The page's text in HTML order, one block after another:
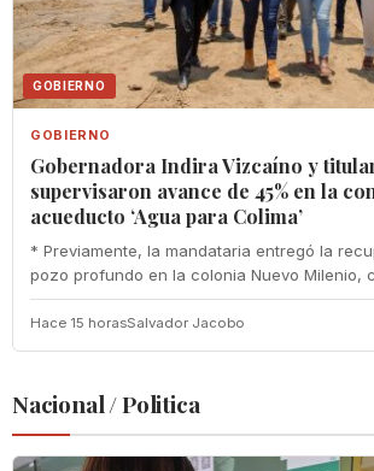
GOBIERNO
GOBIERNO
Gobernadora Indira Vizcaíno y
supervisaron avance de 45% en la
acueducto ‘Agua para Colima’
* Previamente, la mandataria entregó la
pozo profundo en la colonia Nuevo Milenio,
Hace 15 horasSalvador Jacobo
Nacional / Politica